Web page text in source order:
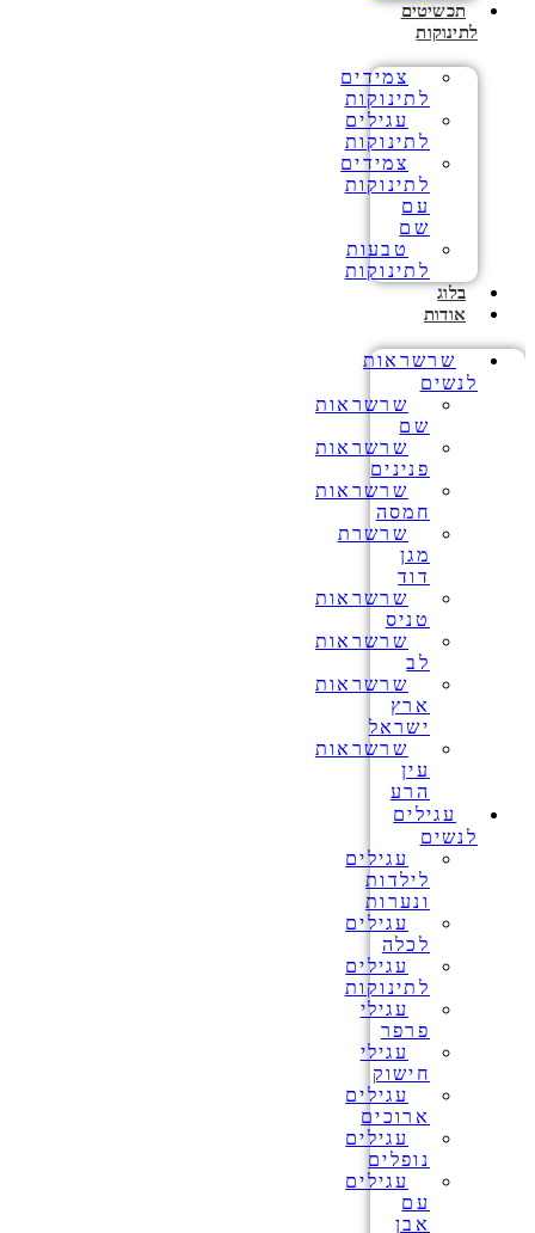
תכשיטים
לתינוקות
צמידים
לתינוקות
עגילים
לתינוקות
צמידים
לתינוקות
עם
שם
טבעות
לתינוקות
בלוג
אודות
שרשראות
לנשים
שרשראות
שם
שרשראות
פנינים
שרשראות
חמסה
שרשרת
מגן
דוד
שרשראות
טניס
שרשראות
לב
שרשראות
ארץ
ישראל
שרשראות
עין
הרע
עגילים
לנשים
עגילים
לילדות
ונערות
עגילים
לכלה
עגילים
לתינוקות
עגילי
פרפר
עגילי
חישוק
עגילים
ארוכים
עגילים
נופלים
עגילים
עם
אבן